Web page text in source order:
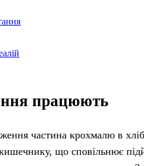
працюють
частина крохмалю в
що сповільнює